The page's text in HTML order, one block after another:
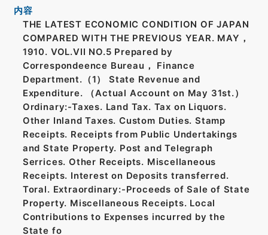
内容
THE LATEST ECONOMIC CONDITION OF JAPAN
COMPARED WITH THE PREVIOUS YEAR. MAY，
1910. VOL.VII NO.5 Prepared by
Correspondeence Bureau， Finance
Department.（1） State Revenue and
Expenditure. （Actual Account on May 31st.）
Ordinary:-Taxes. Land Tax. Tax on Liquors.
Other Inland Taxes. Custom Duties. Stamp
Receipts. Receipts from Public Undertakings
and State Property. Post and Telegraph
Serrices. Other Receipts. Miscellaneous
Receipts. Interest on Deposits transferred.
Toral. Extraordinary:-Proceeds of Sale of State
Property. Miscellaneous Receipts. Local
Contributions to Expenses incurred by the
State fo